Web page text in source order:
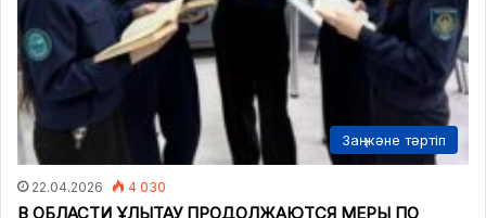
Заң және тәртіп
22.04.2026 4 030
В ОБЛАСТИ ҰЛЫТАУ ПРОДОЛЖАЮТСЯ МЕРЫ ПО